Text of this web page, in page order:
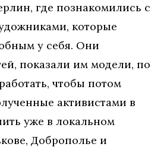
где познакомились с
которые
у себя. Они
показали им модели, по
чтобы потом
активистами в
уже в локальном
Доброполье и